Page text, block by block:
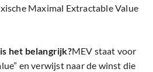
Maximal Extractable Value
het belangrijk?MEV staat voor
en verwijst naar de winst die